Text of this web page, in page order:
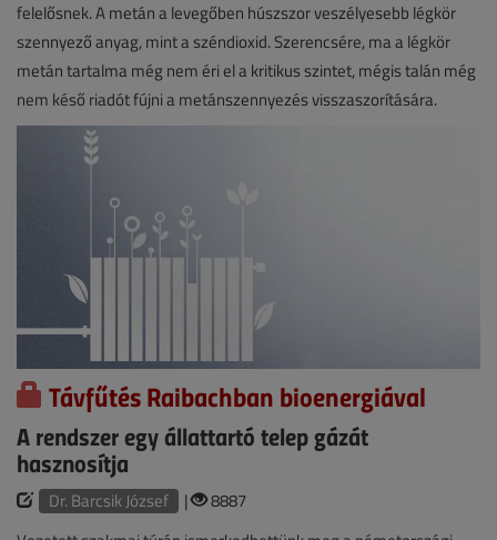
felelősnek. A metán a levegőben húszszor veszélyesebb légkör
szennyező anyag, mint a széndioxid. Szerencsére, ma a légkör
metán tartalma még nem éri el a kritikus szintet, mégis talán még
nem késő riadót fújni a metánszennyezés visszaszorítására.
Távfűtés Raibachban bioenergiával
A rendszer egy állattartó telep gázát
hasznosítja
Dr. Barcsik József |
8887